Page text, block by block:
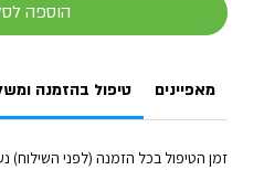
הוספה
טיפול בהזמנה מאפיינים